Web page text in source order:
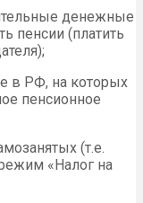
денежные
пенсии (платить
в РФ, на которых
пенсионное
(т.е.
«Налог на